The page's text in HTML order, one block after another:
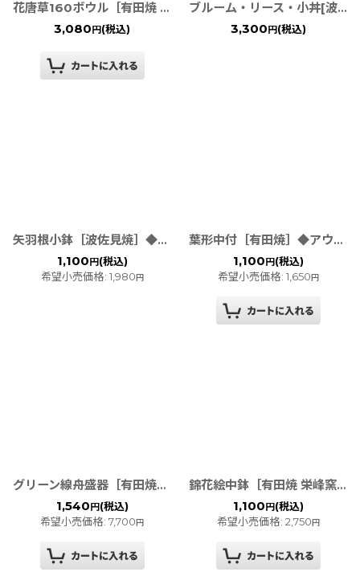
花唐草160ボウル［有田焼 金善窯］
3,080円(税込)
ブルーム・リース・小丼[波佐見焼 白山陶器]
3,300円(税込)
矢羽根小鉢［波佐見焼］◆アウトレット◆
1,100円(税込)
希望小売価格: 1,980円
葉形中付［有田焼］◆アウトレット◆
1,100円(税込)
希望小売価格: 1,650円
グリーン線舟盛器［有田焼］◆アウトレット◆
1,540円(税込)
希望小売価格: 7,700円
錦花絵中鉢［有田焼 栄峰窯］◆アウトレット◆
1,100円(税込)
希望小売価格: 2,750円